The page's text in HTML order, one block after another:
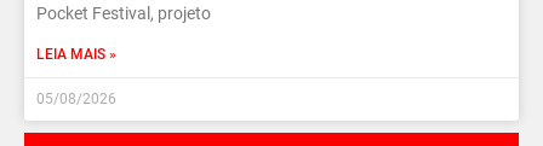
Pocket Festival, projeto
LEIA MAIS »
05/08/2026